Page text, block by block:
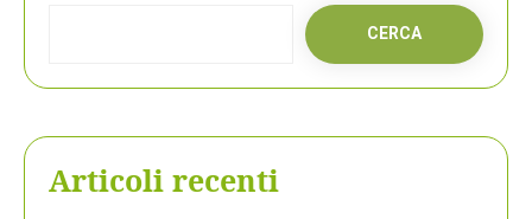
CERCA
Articoli recenti